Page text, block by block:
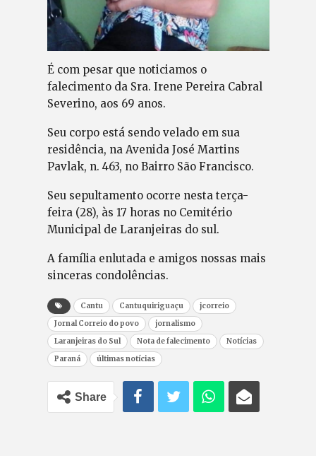
É com pesar que noticiamos o
falecimento da Sra. Irene Pereira Cabral
Severino, aos 69 anos.
Seu corpo está sendo velado em sua
residência, na Avenida José Martins
Pavlak, n. 463, no Bairro São Francisco.
Seu sepultamento ocorre nesta terça-
feira (28), às 17 horas no Cemitério
Municipal de Laranjeiras do sul.
A família enlutada e amigos nossas mais
sinceras condolências.
Cantu Cantuquiriguaçu
jcorreio
Jornal Correio do povo
jornalismo
Laranjeiras do Sul
Nota de falecimento
Notícias
Paraná
últimas notícias
Share